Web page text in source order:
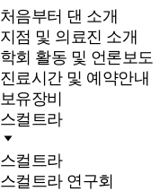
처음부터 댄 소개
지점 및 의료진 소개
학회 활동 및 언론보도
진료시간 및 예약안내
보유장비
스컬트라
스컬트라
스컬트라 연구회